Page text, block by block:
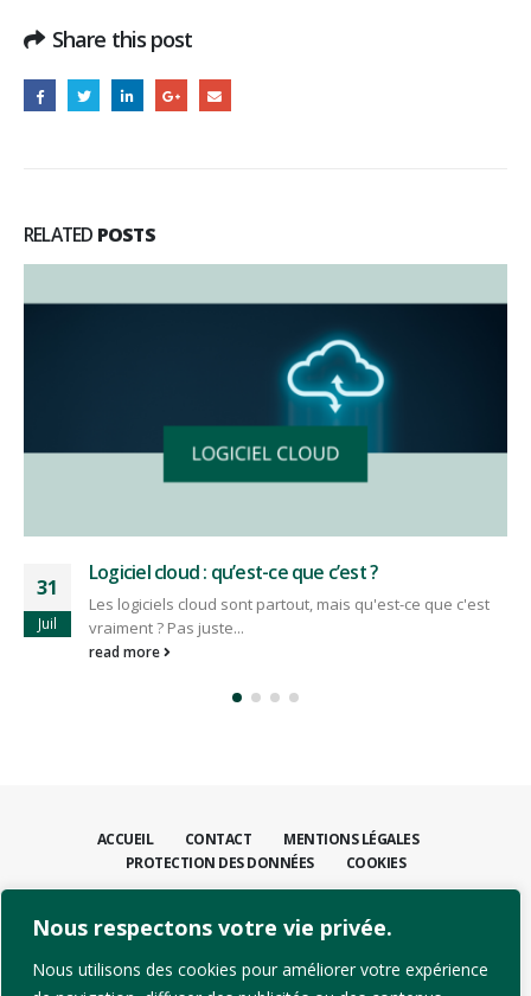
Nous respectons votre vie privée.
Nous utilisons des cookies pour améliorer votre expérience
Share this post
RELATED POSTS
Logiciel cloud : qu’est-ce que c’est ?
Les logiciels cloud sont partout, mais qu'est-ce que c'est
vraiment ? Pas juste...
ACCUEIL CONTACT
MENTIONS LÉGALES
PROTECTION DES DONNÉES
COOKIES
+41 21 811 31 00
info@dpcsolutions.com